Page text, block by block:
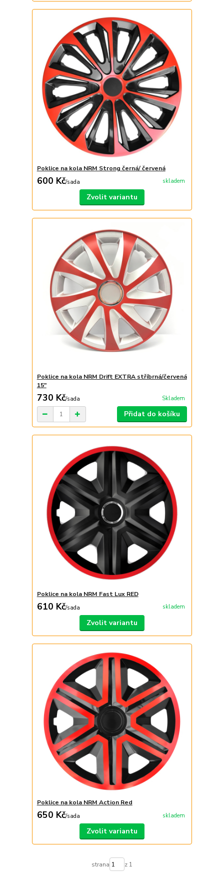
Poklice na kola NRM Strong černá/ červená
600 Kč/sada skladem
Zvolit variantu
Poklice na kola NRM Drift EXTRA stříbrná/červená
15"
730 Kč/sada Skladem
Přidat do košíku
Poklice na kola NRM Fast Lux RED
610 Kč/sada skladem
Zvolit variantu
Poklice na kola NRM Action Red
650 Kč/sada skladem
Zvolit variantu
strana z 1